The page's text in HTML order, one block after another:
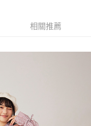
相關推薦